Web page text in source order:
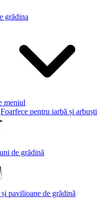
grădina
meniul
Foarfece pentru iarbă și arbuști
de grădină
pavilioane de grădină